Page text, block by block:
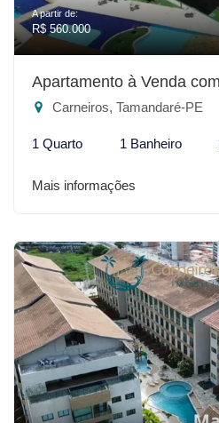
A partir de:
R$ 560.000
Apartamento à Venda
Carneiros, Tamandaré-PE
1 Quarto 1 Banheiro
Mais informações